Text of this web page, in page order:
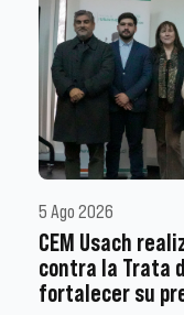
5 Ago 2026
CEM Usach
contra la Trata
fortalecer su